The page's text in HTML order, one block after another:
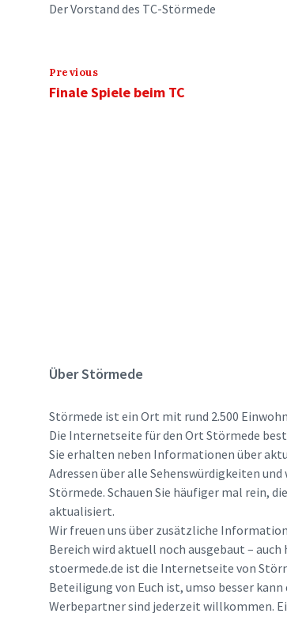
Der Vorstand des TC-Störmede
Previous
Finale Spiele beim TC
Über Störmede
Störmede ist ein Ort mit rund 2.500
Die Internetseite für den Ort Störmede
Sie erhalten neben Informationen über
Adressen über alle Sehenswürdigkeiten
Störmede. Schauen Sie häufiger mal rein,
aktualisiert.
Wir freuen uns über zusätzliche
Bereich wird aktuell noch ausgebaut –
stoermede.de ist die Internetseite von
Beteiligung von Euch ist, umso besser
Werbepartner sind jederzeit willkommen.